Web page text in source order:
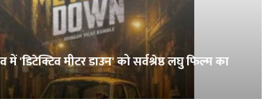
में 'डिटेक्टिव मीटर डाउन' को सर्वश्रेष्ठ लघु फिल्म का